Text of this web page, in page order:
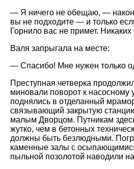
— Я ничего не обещаю, —
вы не подходите — и только
Горнило вас не примет.
Валя запрыгала на месте:
— Спасибо! Мне нужен только
Преступная четверка
миновали поворот к насосному
поднялись в отделанный
связывающий закрытую
малым Дворцом. Путникам
жутко, чем в бетонных
должны быть безлюдными.
каменные залы с
пыльной позолотой наводили